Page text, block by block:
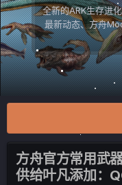
全新的ARK生存进
最新动态、方舟
方舟官方常用武
供给叶凡添加：